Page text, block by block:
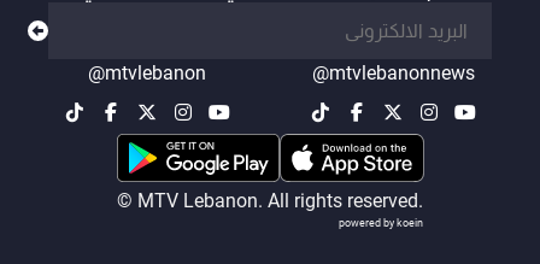
@mtvlebanonnews
@mtvlebanon
© MTV Lebanon. All rights reserved.
powered by koein